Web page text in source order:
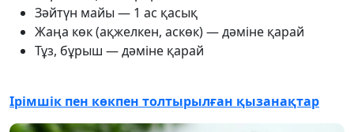
Зәйтүн майы — 1 ас қасық
Жаңа көк (ақжелкен, аскөк) — дәміне қарай
Тұз, бұрыш — дәміне қарай
Ірімшік пен көкпен толтырылған қызанақтар